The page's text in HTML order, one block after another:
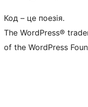
Код – це поезія.
The WordPress®
of the WordPress